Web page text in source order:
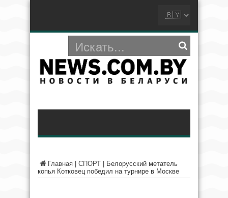
Главная СПОРТ
Белорусский метатель
копья Котковец победил на турнире в Москве